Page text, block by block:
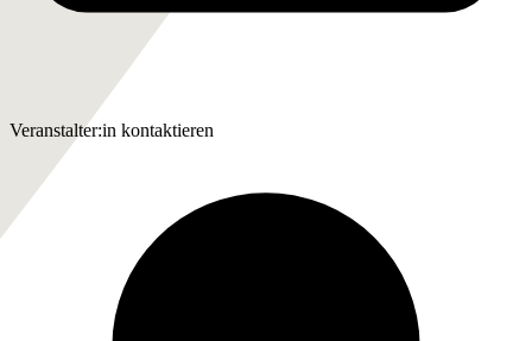
Veranstalter:in kontaktieren